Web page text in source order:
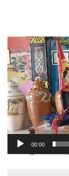
Pemutar
Video
00:00